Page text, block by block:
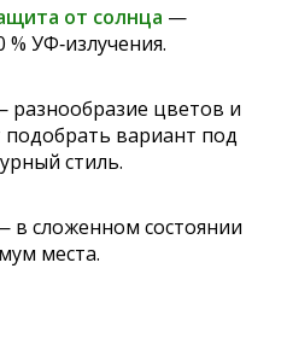
от солнца —
УФ‑излучения.
разнообразие цветов и
вариант под
стиль.
в сложенном состоянии
места.